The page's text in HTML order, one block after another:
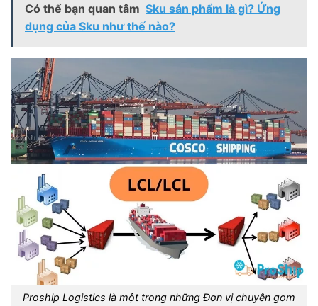
Có thể bạn quan tâm Sku sản phẩm là gì? Ứng
dụng của Sku như thế nào?
Proship Logistics là một trong những Đơn vị chuyên gom